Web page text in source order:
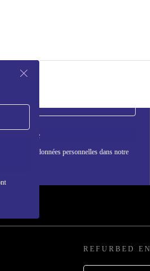
S'inscrire
des données personnelles dans notre
REFURBED EN